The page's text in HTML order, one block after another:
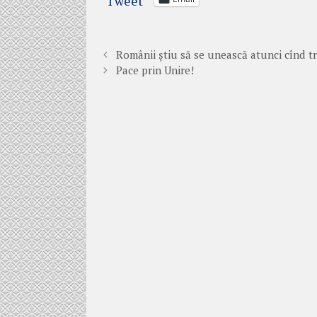
Românii știu să se unească atunci cînd
Pace prin Unire!